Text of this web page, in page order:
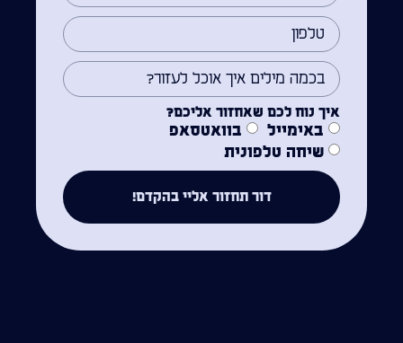
איך נוח לכם שאחזור אליכם?
באימייל
בוואטסאפ
שיחה טלפונית
דור תחזור אליי בהקדם!